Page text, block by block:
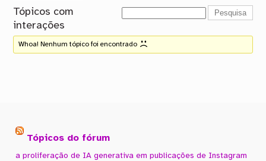
Tópicos com
interações
Whoa! Nenhum tópico foi encontrado
Tópicos do fórum
a proliferação de IA generativa em publicações de Instagram